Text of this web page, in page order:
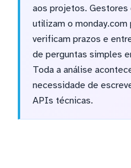
aos projetos. Gestores
utilizam o monday.com
verificam prazos e
de perguntas simples
Toda a análise
necessidade de
APIs técnicas.